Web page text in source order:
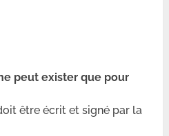
peut exister que pour
être écrit et signé par la